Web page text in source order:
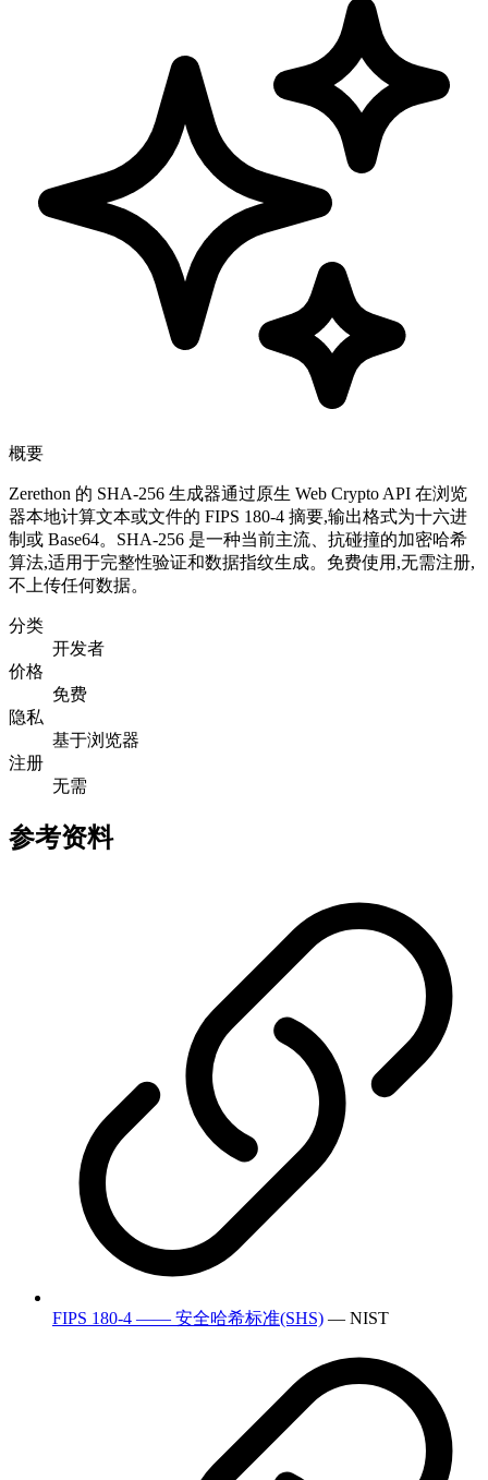
概要
Zerethon 的 SHA-256 生成器通过原生 Web Crypto API 在浏览
器本地计算文本或文件的 FIPS 180-4 摘要,输出格式为十六进
制或 Base64。SHA-256 是一种当前主流、抗碰撞的加密哈希
算法,适用于完整性验证和数据指纹生成。免费使用,无需注册,
不上传任何数据。
分类
开发者
价格
免费
隐私
基于浏览器
注册
无需
参考资料
FIPS 180-4 —— 安全哈希标准(SHS) — NIST